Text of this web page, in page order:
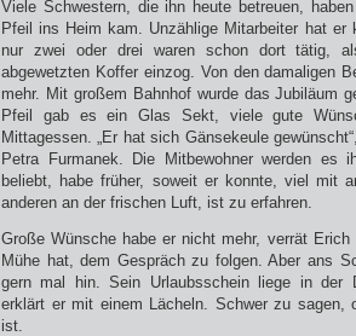
Viele Schwestern, die ihn heute betreuen,
Pfeil ins Heim kam. Unzählige Mitarbeiter hat er
nur zwei oder drei waren schon dort tätig,
abgewetzten Koffer einzog. Von den damaligen
mehr. Mit großem Bahnhof wurde das Jubiläum
Pfeil gab es ein Glas Sekt, viele gute
Mittagessen. „Er hat sich Gänsekeule
Petra Furmanek. Die Mitbewohner werden es
beliebt, habe früher, soweit er konnte, viel mit
anderen an der frischen Luft, ist zu erfahren.
Große Wünsche habe er nicht mehr, verrät
Mühe hat, dem Gespräch zu folgen. Aber ans
gern mal hin. Sein Urlaubsschein liege in der
erklärt er mit einem Lächeln. Schwer zu sagen,
ist.